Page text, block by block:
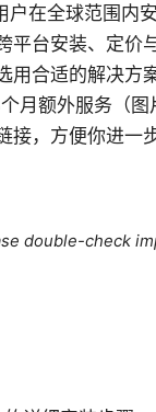
在全球范围内
平台安装、定价
用合适的解决方
月额外服务（图
，方便你进一
double-check